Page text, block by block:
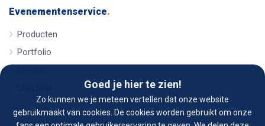
Goed je hier te zien!
Zo kunnen we je meteen vertellen dat onze website
gebruikmaakt van cookies. De cookies worden gebruikt om onze
Evenementenservice.
Producten
Portfolio